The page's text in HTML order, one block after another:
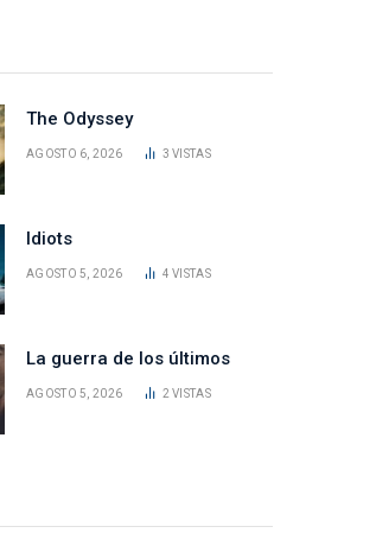
The Odyssey
AGOSTO 6, 2026 3VISTAS
Idiots
AGOSTO 5, 2026 4VISTAS
La guerra de los últimos
AGOSTO 5, 2026 2VISTAS